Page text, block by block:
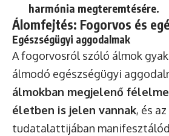
harmónia megteremtésére.
Álomfejtés: Fogorvos és
Egészségügyi aggodalmak
A fogorvosról szóló álmok
álmodó egészségügyi
álmokban megjelenő
életben is jelen vannak, és
tudatalattijában